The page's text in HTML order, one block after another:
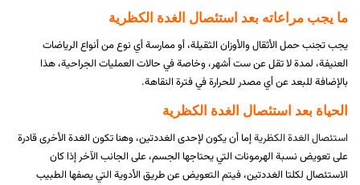
ما يجب مراعاته بعد استئصال الغدة الكظرية
يجب تجنب حمل الأثقال والأوزان الثقيلة، أو ممارسة أي نوع من أنواع الرياضات
العنيفة، لمدة لا تقل عن ست أشهر، وخاصة في حالات العمليات الجراحية، هذا
بالإضافة للبعد عن أي مصدر للحرارة في فترة النقاهة.
الحياة بعد استئصال الغدة الكظرية
استئصال الغدة الكظريةإما أن يكون لإحدى الغددتين، وهنا تكون الغدة الأخرى قادرة
على تعويض نسبة الهرمونات التي يحتاجها الجسم، على الجانب الآخر إذا كان
الاستئصال لكلتا الغددتين، فيتم التعويض عن طريق الأدوية التي يصفها الطبيب